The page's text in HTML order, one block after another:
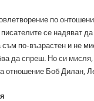
по
се надяват
по-възрастен и не
да спреш. Но си мисля,
отношение Боб Дилан,